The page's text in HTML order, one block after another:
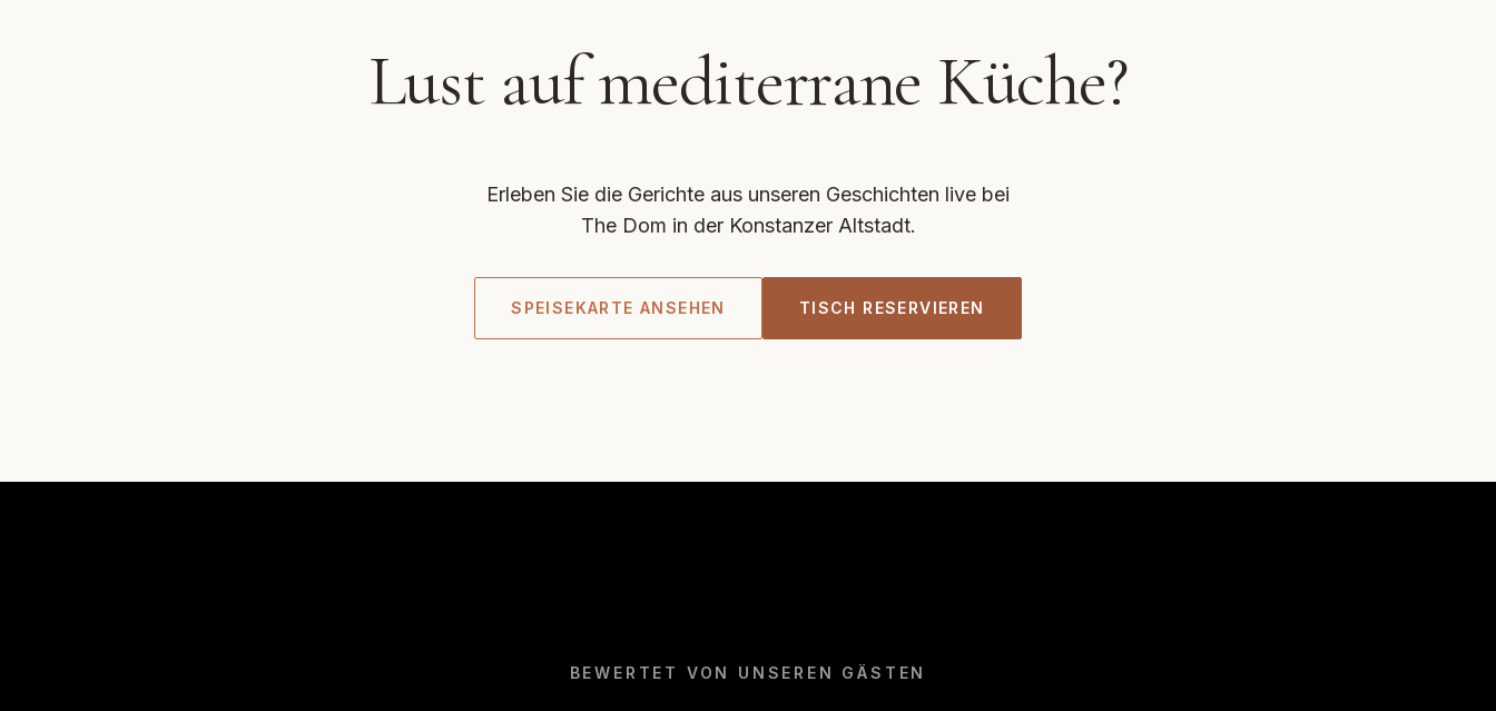
Lust auf mediterrane Küche?
Erleben Sie die Gerichte aus unseren Geschichten live bei
The Dom in der Konstanzer Altstadt.
SPEISEKARTE ANSEHEN TISCH RESERVIEREN
BEWERTET VON UNSEREN GÄSTEN